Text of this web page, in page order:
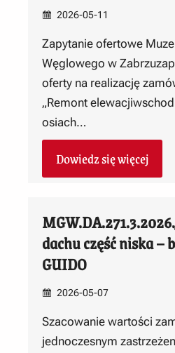
2026-05-11
Zapytanie ofertowe
Węglowego w
oferty na realizację
„Remont
osiach…
Dowiedz się więcej
dachu część niska –
GUIDO
2026-05-07
Szacowanie wartości
jednoczesnym